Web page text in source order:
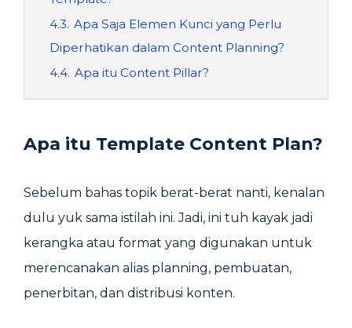
4.3. Apa Saja Elemen Kunci yang Perlu
Diperhatikan dalam Content Planning?
4.4. Apa itu Content Pillar?
Apa itu Template Content Plan?
Sebelum bahas topik berat-berat nanti, kenalan
dulu yuk sama istilah ini. Jadi, ini tuh kayak jadi
kerangka atau format yang digunakan untuk
merencanakan alias planning, pembuatan,
penerbitan, dan distribusi konten.